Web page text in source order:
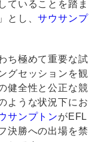
ていることを踏ま
とし、サウサンプ
ち極めて重要な試
グセッションを観
健全性と公正な競
ような状況下にお
サンプトンがEFL
決勝への出場を禁